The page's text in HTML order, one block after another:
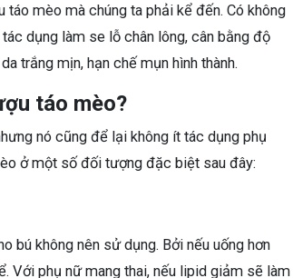
mèo mà chúng ta phải kể đến. Có không
dụng làm se lỗ chân lông, cân bằng độ
trắng mịn, hạn chế mụn hình thành.
táo mèo?
nó cũng để lại không ít tác dụng phụ
ở một số đối tượng đặc biệt sau đây:
bú không nên sử dụng. Bởi nếu uống hơn
Với phụ nữ mang thai, nếu lipid giảm sẽ làm